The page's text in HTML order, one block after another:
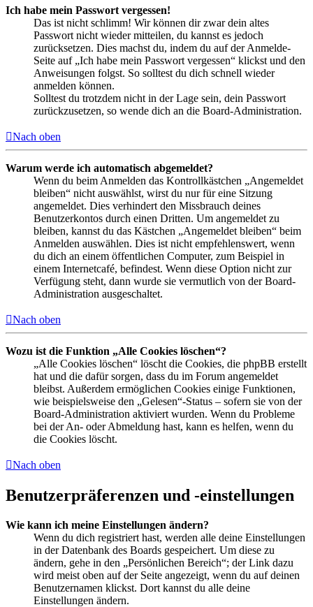
Ich habe mein Passwort vergessen!
Das ist nicht schlimm! Wir können dir zwar dein altes
Passwort nicht wieder mitteilen, du kannst es jedoch
zurücksetzen. Dies machst du, indem du auf der Anmelde-
Seite auf „Ich habe mein Passwort vergessen“ klickst und den
Anweisungen folgst. So solltest du dich schnell wieder
anmelden können.
Solltest du trotzdem nicht in der Lage sein, dein Passwort
zurückzusetzen, so wende dich an die Board-Administration.
Nach oben
Warum werde ich automatisch abgemeldet?
Wenn du beim Anmelden das Kontrollkästchen „Angemeldet
bleiben“ nicht auswählst, wirst du nur für eine Sitzung
angemeldet. Dies verhindert den Missbrauch deines
Benutzerkontos durch einen Dritten. Um angemeldet zu
bleiben, kannst du das Kästchen „Angemeldet bleiben“ beim
Anmelden auswählen. Dies ist nicht empfehlenswert, wenn
du dich an einem öffentlichen Computer, zum Beispiel in
einem Internetcafé, befindest. Wenn diese Option nicht zur
Verfügung steht, dann wurde sie vermutlich von der Board-
Administration ausgeschaltet.
Nach oben
Wozu ist die Funktion „Alle Cookies löschen“?
„Alle Cookies löschen“ löscht die Cookies, die phpBB erstellt
hat und die dafür sorgen, dass du im Forum angemeldet
bleibst. Außerdem ermöglichen Cookies einige Funktionen,
wie beispielsweise den „Gelesen“-Status – sofern sie von der
Board-Administration aktiviert wurden. Wenn du Probleme
bei der An- oder Abmeldung hast, kann es helfen, wenn du
die Cookies löscht.
Nach oben
Benutzerpräferenzen und -einstellungen
Wie kann ich meine Einstellungen ändern?
Wenn du dich registriert hast, werden alle deine Einstellungen
in der Datenbank des Boards gespeichert. Um diese zu
ändern, gehe in den „Persönlichen Bereich“; der Link dazu
wird meist oben auf der Seite angezeigt, wenn du auf deinen
Benutzernamen klickst. Dort kannst du alle deine
Einstellungen ändern.